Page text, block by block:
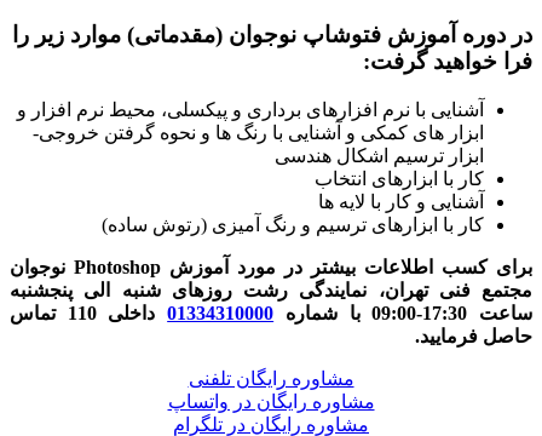
در دوره آموزش فتوشاپ نوجوان (مقدماتی) موارد زیر را
فرا خواهید گرفت:
آشنایی با نرم افزارهای برداری و پیکسلی، محیط نرم افزار و
ابزار های کمکی و آشنایی با رنگ ها و نحوه گرفتن خروجی-
ابزار ترسیم اشکال هندسی
کار با ابزارهای انتخاب
آشنایی و کار با لایه ها
کار با ابزارهای ترسیم و رنگ آمیزی (رتوش ساده)
برای کسب اطلاعات بیشتر در مورد آموزش Photoshop نوجوان
مجتمع فنی تهران، نمایندگی رشت روزهای شنبه الی پنجشنبه
ساعت 17:30-09:00 با شماره
01334310000
داخلی 110 تماس
حاصل فرمایید.
مشاوره رایگان تلفنی
مشاوره رایگان در واتساپ
مشاوره رایگان در تلگرام